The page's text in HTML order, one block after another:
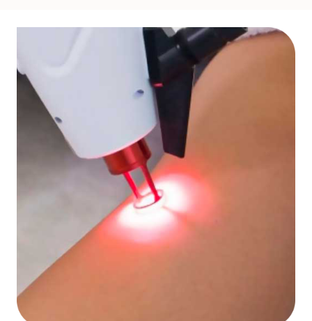
aliando minhas habilidades, experiência e
conhecimento às mais modernas tecnologias,
oferecendo a cada paciente os melhores resultados.